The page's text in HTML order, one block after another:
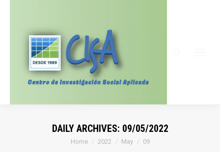
DAILY ARCHIVES: 09/05/2022
You are here:
Home 2022 May 09